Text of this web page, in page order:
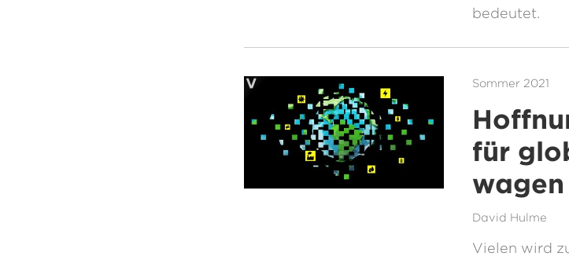
bedeutet.
Sommer 2021
für
wagen
David Hulme
Vielen wird